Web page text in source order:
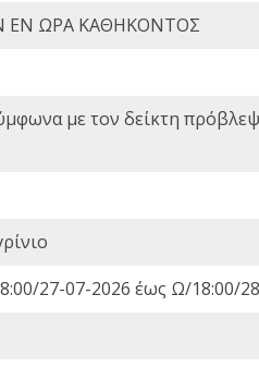
ΕΝ ΩΡΑ ΚΑΘΗΚΟΝΤΟΣ
με τον δείκτη
27-07-2026 έως Ω/18:00/